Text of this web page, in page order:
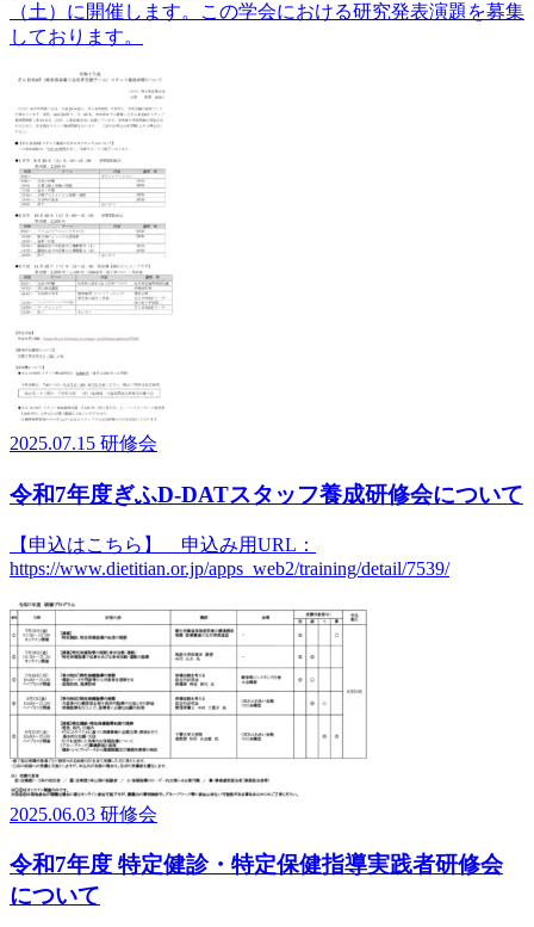
（土）に開催します。この学会における研究発表演題を募集
しております。
2025.07.15 研修会
令和7年度ぎふD-DATスタッフ養成研修会について
【申込はこちら】 申込み用URL：
https://www.dietitian.or.jp/apps_web2/training/detail/7539/
2025.06.03 研修会
令和7年度 特定健診・特定保健指導実践者研修会
について